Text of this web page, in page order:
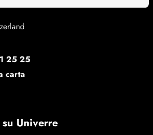
25 25
carta
Univerre